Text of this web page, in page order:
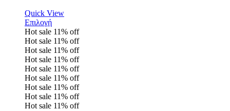
Quick View
Επιλογή
Hot sale 11% off
Hot sale 11% off
Hot sale 11% off
Hot sale 11% off
Hot sale 11% off
Hot sale 11% off
Hot sale 11% off
Hot sale 11% off
Hot sale 11% off